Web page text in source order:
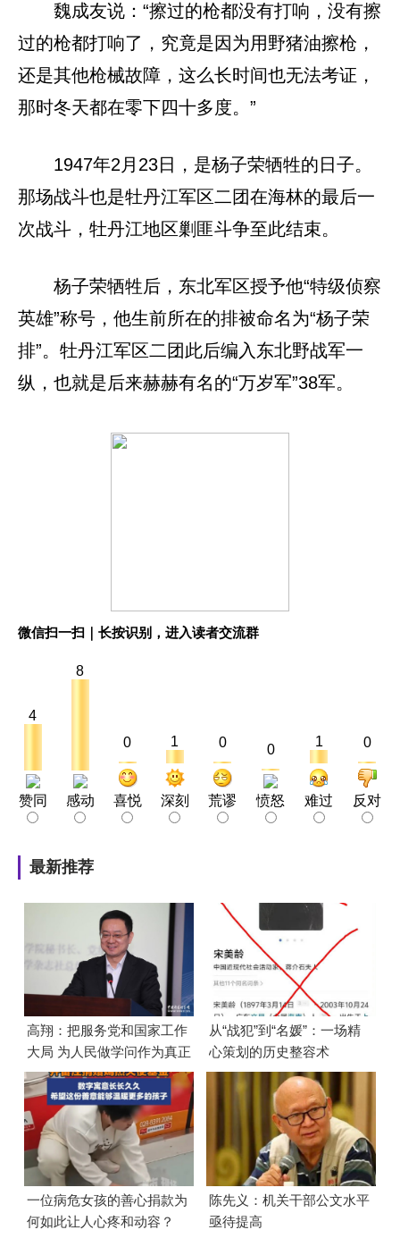
魏成友说：“擦过的枪都没有打响，没有擦
过的枪都打响了，究竟是因为用野猪油擦枪，
还是其他枪械故障，这么长时间也无法考证，
那时冬天都在零下四十多度。”
1947年2月23日，是杨子荣牺牲的日子。
那场战斗也是牡丹江军区二团在海林的最后一
次战斗，牡丹江地区剿匪斗争至此结束。
杨子荣牺牲后，东北军区授予他“特级侦察
英雄”称号，他生前所在的排被命名为“杨子荣
排”。牡丹江军区二团此后编入东北野战军一
纵，也就是后来赫赫有名的“万岁军”38军。
微信扫一扫｜长按识别，进入读者交流群
4
赞同
8
感动
0
喜悦
1
深刻
0
荒谬
0
愤怒
1
难过
0
反对
最新推荐
高翔：把服务党和国家工作
大局 为人民做学问作为真正
的政绩
从“战犯”到“名媛”：一场精
心策划的历史整容术
一位病危女孩的善心捐款为
何如此让人心疼和动容？
陈先义：机关干部公文水平
亟待提高